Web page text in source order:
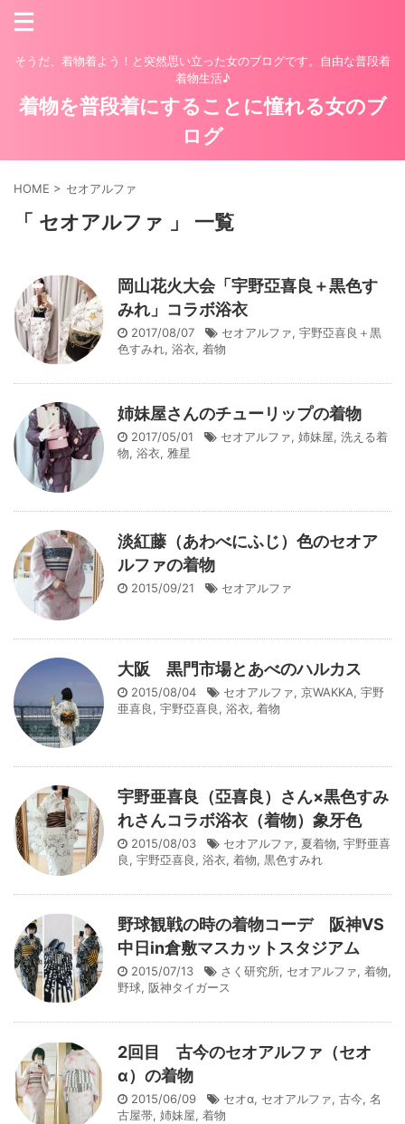
そうだ、着物着よう！と突然思い立った女のブログです。自由な普段着
着物生活♪
着物を普段着にすることに憧れる女のブ
ログ
HOME > セオアルファ
「 セオアルファ 」 一覧
岡山花火大会「宇野亞喜良＋黒色す
みれ」コラボ浴衣
2017/08/07 セオアルファ, 宇野亞喜良＋黒
色すみれ, 浴衣, 着物
姉妹屋さんのチューリップの着物
2017/05/01 セオアルファ, 姉妹屋, 洗える着
物, 浴衣, 雅星
淡紅藤（あわべにふじ）色のセオア
ルファの着物
2015/09/21 セオアルファ
大阪 黒門市場とあべのハルカス
2015/08/04 セオアルファ, 京WAKKA, 宇野
亜喜良, 宇野亞喜良, 浴衣, 着物
宇野亜喜良（亞喜良）さん×黒色すみ
れさんコラボ浴衣（着物）象牙色
2015/08/03 セオアルファ, 夏着物, 宇野亜喜
良, 宇野亞喜良, 浴衣, 着物, 黒色すみれ
野球観戦の時の着物コーデ 阪神VS
中日in倉敷マスカットスタジアム
2015/07/13 さく研究所, セオアルファ, 着物,
野球, 阪神タイガース
2回目 古今のセオアルファ（セオ
α）の着物
2015/06/09 セオα, セオアルファ, 古今, 名
古屋帯, 姉妹屋, 着物